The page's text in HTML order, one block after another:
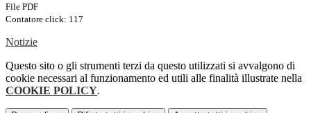
File PDF
Contatore click: 117
Notizie
Questo sito o gli strumenti terzi da questo utilizzati si avvalgono di
cookie necessari al funzionamento ed utili alle finalità illustrate nella
COOKIE POLICY.